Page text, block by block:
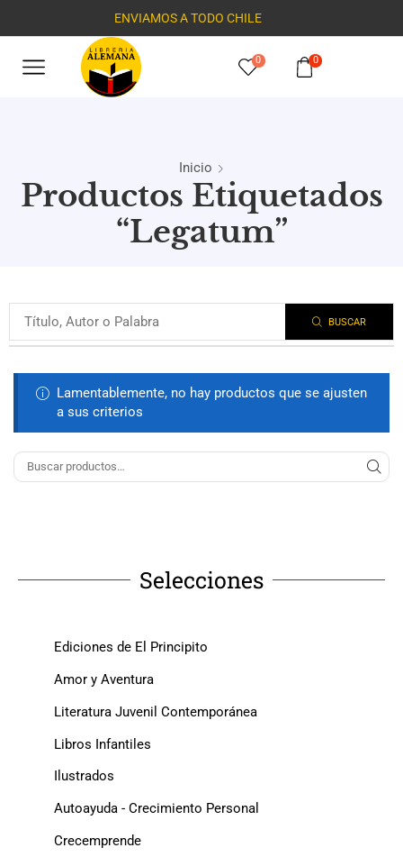
ENVIAMOS A TODO CHILE
0 0
Inicio
Productos Etiquetados
“Legatum”
BUSCAR
Lamentablemente, no hay productos que se ajusten
a sus criterios
Selecciones
Ediciones de El Principito
Amor y Aventura
Literatura Juvenil Contemporánea
Libros Infantiles
Ilustrados
Autoayuda - Crecimiento Personal
Crecemprende